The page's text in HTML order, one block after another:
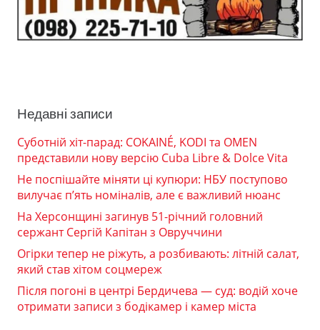
Недавні записи
Суботній хіт-парад: COKAINÉ, KODI та OMEN
представили нову версію Cuba Libre & Dolce Vita
Не поспішайте міняти ці купюри: НБУ поступово
вилучає п’ять номіналів, але є важливий нюанс
На Херсонщині загинув 51-річний головний
сержант Сергій Капітан з Овруччини
Огірки тепер не ріжуть, а розбивають: літній салат,
який став хітом соцмереж
Після погоні в центрі Бердичева — суд: водій хоче
отримати записи з бодікамер і камер міста